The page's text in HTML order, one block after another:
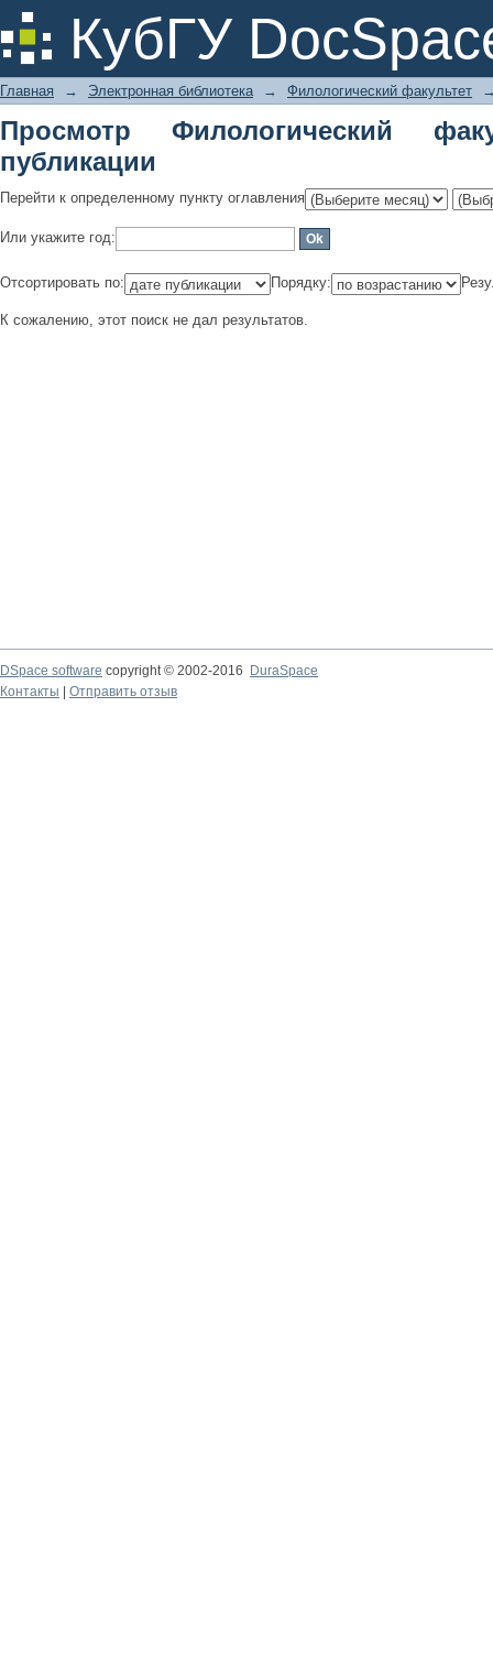
КубГУ
Просмотр Филологический
Главная → Электронная библиотека → Филологический факультет
Просмотр Филологический
публикации
Перейти к определенному пункту оглавления
Или укажите год:
Отсортировать по: Порядку:
К сожалению, этот поиск не дал результатов.
DSpace software copyright © 2002-2016
DuraSpace
Контакты
Отправить отзыв